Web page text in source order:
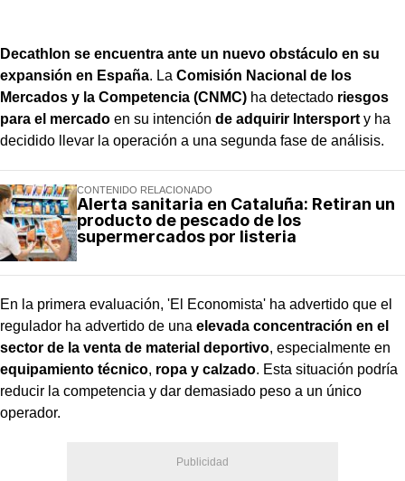
Decathlon se encuentra ante un nuevo obstáculo en su
expansión en España. La Comisión Nacional de los
Mercados y la Competencia (CNMC) ha detectado riesgos
para el mercado en su intención de adquirir Intersport y ha
decidido llevar la operación a una segunda fase de análisis.
CONTENIDO RELACIONADO
Alerta sanitaria en Cataluña: Retiran un
producto de pescado de los
supermercados por listeria
En la primera evaluación, 'El Economista' ha advertido que el
regulador ha advertido de una elevada concentración en el
sector de la venta de material deportivo, especialmente en
equipamiento técnico, ropa y calzado. Esta situación podría
reducir la competencia y dar demasiado peso a un único
operador.